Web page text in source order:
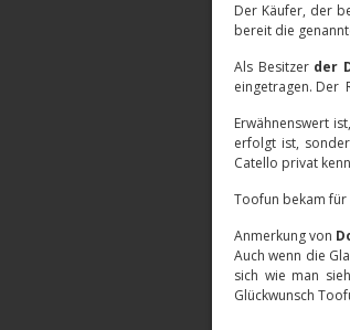
Der Käufer, der
bereit die
Als Besitzer der
eingetragen. Der
Erwähnenswert
erfolgt ist,
Catello privat
Toofun bekam für
Anmerkung von
Auch wenn die
sich wie man
Glückwunsch